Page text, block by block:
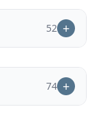
52
74